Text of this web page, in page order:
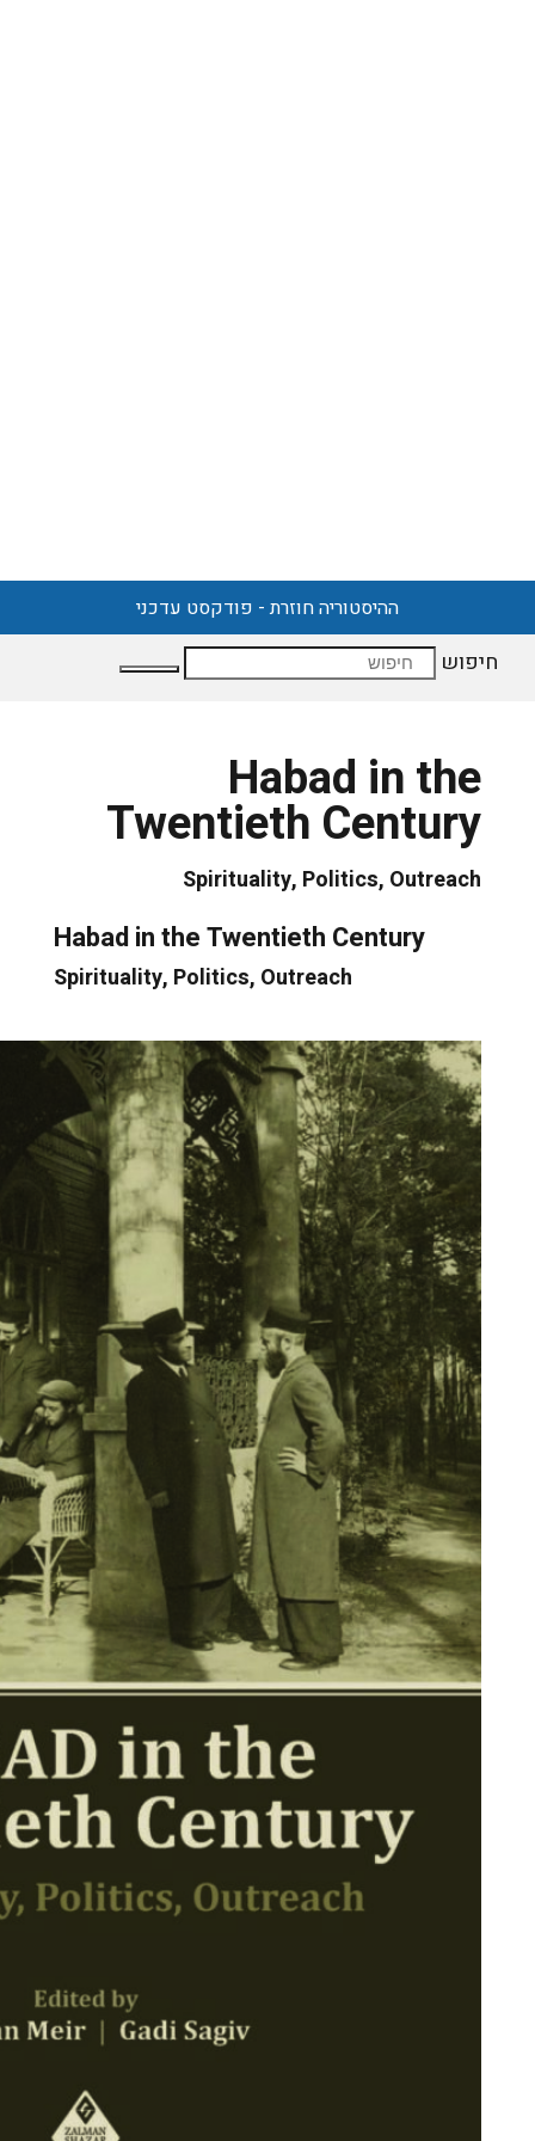
ההיסטוריה חוזרת - פודקסט עדכני
חיפוש
Habad in the
Twentieth Century
Spirituality, Politics, Outreach
Habad in the Twentieth Century
Spirituality, Politics, Outreach